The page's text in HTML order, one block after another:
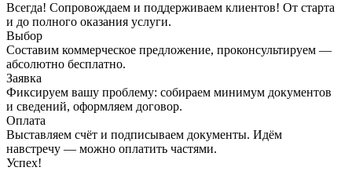
Всегда! Сопровождаем и поддерживаем клиентов! От старта
и до полного оказания услуги.
Выбор
Составим коммерческое предложение, проконсультируем —
абсолютно бесплатно.
Заявка
Фиксируем вашу проблему: собираем минимум документов
и сведений, оформляем договор.
Оплата
Выставляем счёт и подписываем документы. Идём
навстречу — можно оплатить частями.
Успех!